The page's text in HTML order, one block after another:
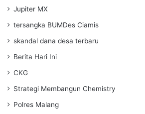
Jupiter MX
tersangka BUMDes Ciamis
skandal dana desa terbaru
Berita Hari Ini
CKG
Strategi Membangun Chemistry
Polres Malang